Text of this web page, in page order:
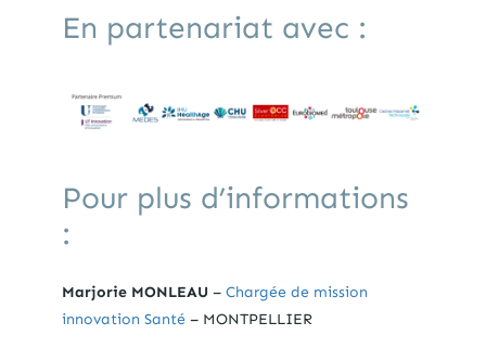
En partenariat avec :
Pour plus d’informations
:
Marjorie MONLEAU – Chargée de mission
innovation Santé– MONTPELLIER